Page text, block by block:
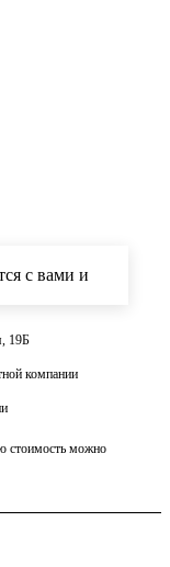
с вами и
19Б
компании
стоимость можно